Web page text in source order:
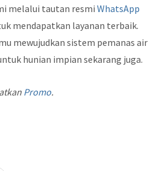
melalui tautan resmi WhatsApp
mendapatkan layanan terbaik.
mewujudkan sistem pemanas air
hunian impian sekarang juga.
Promo.